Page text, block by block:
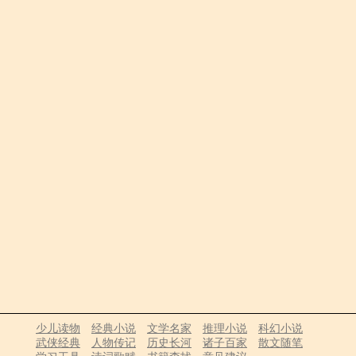
少儿读物 经典小说 文学名家 推理小说
科幻小说
武侠经典
人物传记 历史长河 诸子百家
散文随笔